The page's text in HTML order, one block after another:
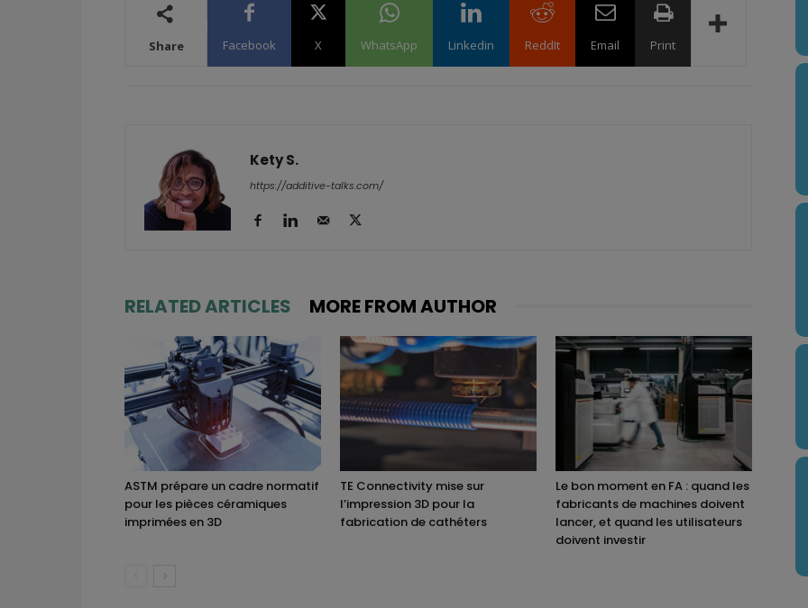
Share Facebook X WhatsApp Linkedin ReddIt Email Print
Kety S.
https://additive-talks.com/
RELATED ARTICLES MORE FROM AUTHOR
ASTM prépare un cadre normatif
pour les pièces céramiques
imprimées en 3D
TE Connectivity mise sur
l’impression 3D pour la
fabrication de cathéters
Le bon moment en FA : quand les
fabricants de machines doivent
lancer, et quand les utilisateurs
doivent investir